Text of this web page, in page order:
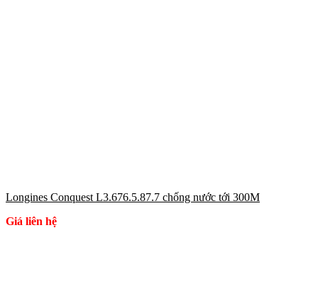
Longines Conquest L3.676.5.87.7 chống nước tới 300M
Giá liên hệ